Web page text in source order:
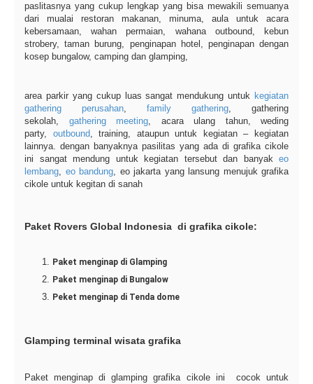
paslitasnya yang cukup lengkap yang bisa mewakili semuanya
dari mualai restoran makanan, minuma, aula untuk acara
kebersamaan, wahan permaian, wahana outbound, kebun
strobery, taman burung, penginapan hotel, penginapan dengan
kosep bungalow, camping dan glamping,
area parkir yang cukup luas sangat mendukung untuk kegiatan
gathering perusahan, family gathering, gathering
sekolah, gathering meeting, acara ulang tahun, weding
party, outbound, training, ataupun untuk kegiatan – kegiatan
lainnya. dengan banyaknya pasilitas yang ada di grafika cikole
ini sangat mendung untuk kegiatan tersebut dan banyak eo
lembang, eo bandung, eo jakarta yang lansung menujuk grafika
cikole untuk kegitan di sanah
Paket Rovers Global Indonesia di grafika cikole:
Paket menginap di Glamping
Paket menginap di Bungalow
Peket menginap di Tenda dome
Glamping terminal wisata grafika
Paket menginap di glamping grafika cikole ini cocok untuk